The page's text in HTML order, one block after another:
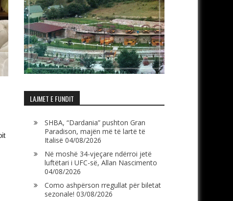
LAJMET E FUNDIT
SHBA, “Dardania” pushton Gran
Paradison, majën më të lartë të
Italisë 04/08/2026
Në moshë 34-vjeçare ndërroi jetë
luftëtari i UFC-së, Allan Nascimento
04/08/2026
Como ashpërson rregullat për biletat
sezonale! 03/08/2026